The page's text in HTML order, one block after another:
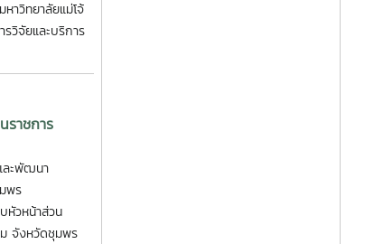
าวิทยาลัยแม่โจ้
วิจัยและบริการ
ราชการ
ละพัฒนา
พร
หัวหน้าส่วน
ม จังหวัดชุมพร